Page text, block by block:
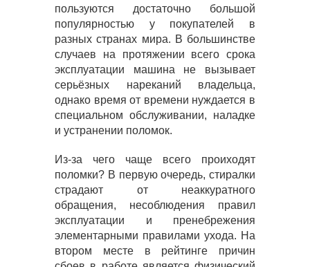
пользуются достаточно большой
популярностью у покупателей в
разных странах мира. В большинстве
случаев на протяжении всего срока
эксплуатации машина не вызывает
серьёзных нареканий владельца,
однако время от времени нуждается в
специальном обслуживании, наладке
и устранении поломок.
Из-за чего чаще всего проиходят
поломки? В первую очередь, стиралки
страдают от неаккуратного
обращения, несоблюдения правил
эксплуатации и пренебрежения
элементарными правилами ухода. На
втором месте в рейтинге причин